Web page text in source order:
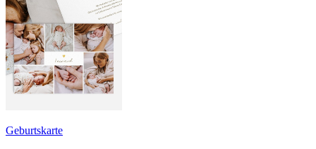
Geburtskarte